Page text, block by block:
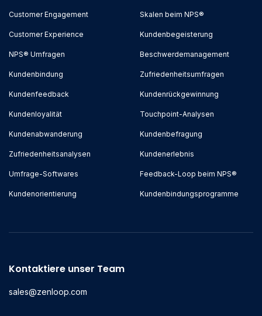
Customer Engagement
Customer Experience
NPS® Umfragen
Kundenbindung
Skalen beim NPS®
Kundenbegeisterung
Beschwerdemanagement
Zufriedenheitsumfragen
Kundenfeedback
Kundenloyalität
Kundenabwanderung
Zufriedenheitsanalysen
Umfrage-Softwares
Kundenorientierung
Kundenrückgewinnung
Touchpoint-Analysen
Kundenbefragung
Kundenerlebnis
Feedback-Loop beim NPS®
Kundenbindungsprogramme
Kontaktiere unser Team
sales@zenloop.com